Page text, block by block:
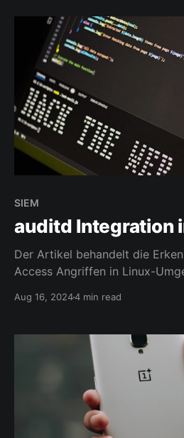
SIEM
auditd Integration
Der Artikel behandelt die
Access Angriffen in Linux-
Konfiguration und
Aug 16, 20244 min read